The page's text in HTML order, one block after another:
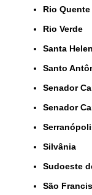
Rio Quente
Rio Verde
Santa
Santo
Senador
Senador
Silvânia
Sudoeste
São